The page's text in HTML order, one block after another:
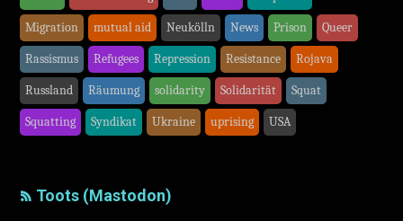
Migration mutual aid Neukölln News Prison Queer
Rassismus Refugees Repression Resistance Rojava
Russland Räumung solidarity Solidarität Squat
Squatting Syndikat Ukraine uprising USA
Toots (Mastodon)